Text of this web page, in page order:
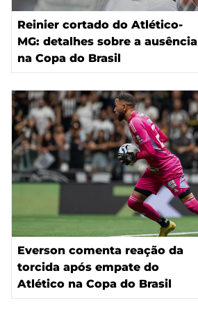
Reinier cortado do Atlético-
MG: detalhes sobre a ausência
na Copa do Brasil
Everson comenta reação da
torcida após empate do
Atlético na Copa do Brasil